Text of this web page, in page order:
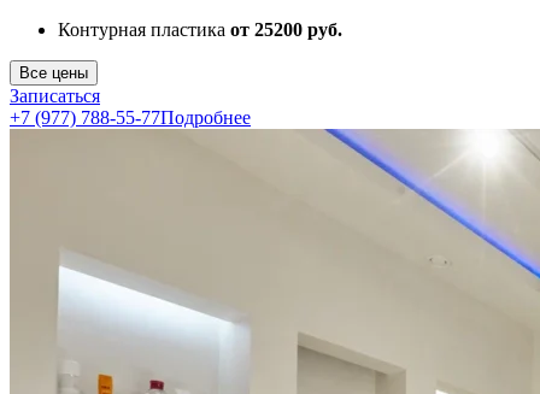
Контурная пластика от 25200 руб.
Все цены
Записаться
+7 (977) 788-55-77Подробнее